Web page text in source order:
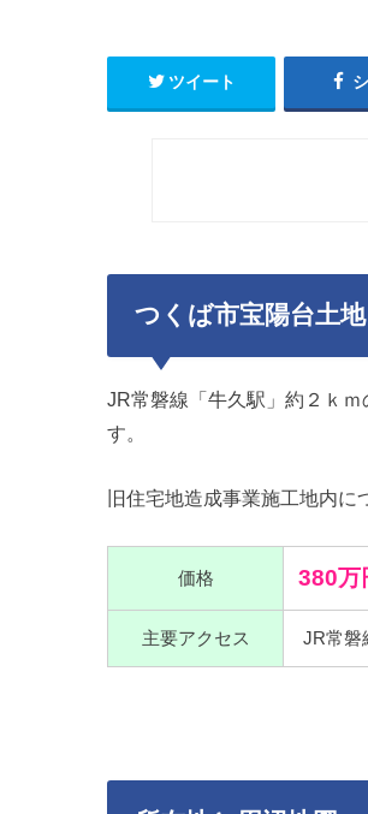
ツイート
つくば市宝陽台土
JR常磐線「牛久駅」約２ｋ
す。
旧住宅地造成事業施工地内
価格 380万
主要アクセス JR常磐